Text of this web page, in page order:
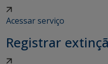
Acessar serviço
Registrar